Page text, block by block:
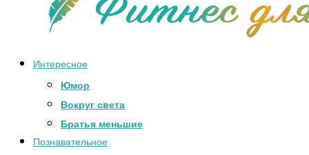
Интересное
Юмор
Вокруг света
Братья меньшие
Познавательное